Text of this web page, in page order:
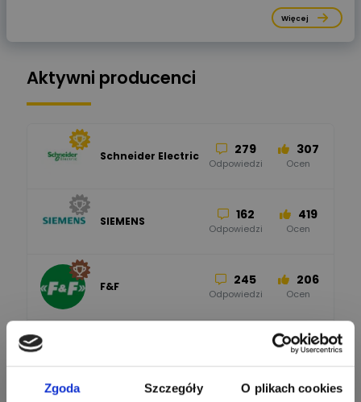
Zgoda Szczegóły O plikach cookies
Więcej
Aktywni producenci
Schneider Electric 279
Odpowiedzi
307
Ocen
SIEMENS 162
Odpowiedzi
419
Ocen
F&F 245
Odpowiedzi
206
Ocen
208